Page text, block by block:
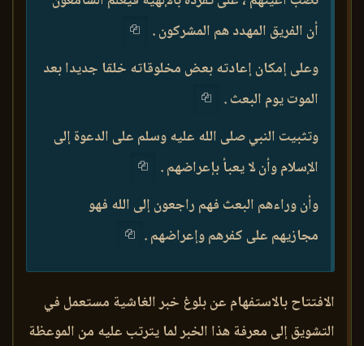
أن الفريق المهدد هم المشركون .
وعلى إمكان إعادته بعض مخلوقاته خلقا جديدا بعد
الموت يوم البعث .
وتثبيت النبي صلى الله عليه وسلم على الدعوة إلى
الإسلام وأن لا يعبأ بإعراضهم .
وأن وراءهم البعث فهم راجعون إلى الله فهو
مجازيهم على كفرهم وإعراضهم .
الافتتاح بالاستفهام عن بلوغ خبر الغاشية مستعمل في
التشويق إلى معرفة هذا الخبر لما يترتب عليه من الموعظة